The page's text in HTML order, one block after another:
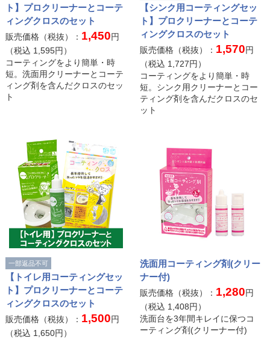
ト】プロクリーナーとコーテ
ィングクロスのセット
販売価格（税抜）： 1,450円
（税込 1,595円）
コーティングをより簡単・時
短。洗面用クリーナーとコーテ
ィング剤を含んだクロスのセッ
ト
【シンク用コーティングセッ
ト】プロクリーナーとコーテ
ィングクロスのセット
販売価格（税抜）： 1,570円
（税込 1,727円）
コーティングをより簡単・時
短。シンク用クリーナーとコー
ティング剤を含んだクロスのセ
ット
一部返品不可
【トイレ用コーティングセッ
ト】プロクリーナーとコーテ
ィングクロスのセット
販売価格（税抜）： 1,500円
（税込 1,650円）
洗面用コーティング剤(クリー
ナー付)
販売価格（税抜）： 1,280円
（税込 1,408円）
洗面台を3年間キレイに保つコ
ーティング剤(クリーナー付)